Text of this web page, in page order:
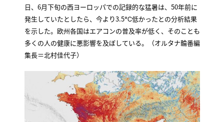
日、6月下旬の西ヨーロッパでの記録的な猛暑は、50年前に
発生していたとしたら、今より3.5℃低かったとの分析結果
を示した。欧州各国はエアコンの普及率が低く、そのことも
多くの人の健康に悪影響を及ぼしている。（オルタナ輪番編
集長＝北村佳代子）